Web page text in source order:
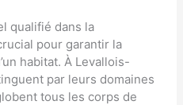
qualifié dans la
pour garantir la
habitat. À Levallois-
par leurs domaines
tous les corps de